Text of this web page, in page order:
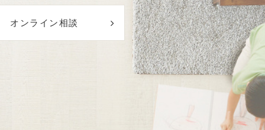
オンライン相談